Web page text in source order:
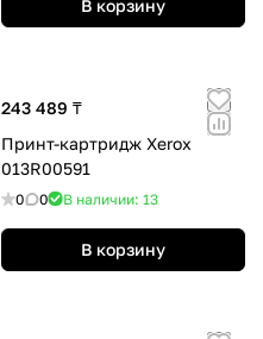
В корзину
243 489 ₸
Принт-картридж Xerox
013R00591
0 0 В наличии: 13
В корзину